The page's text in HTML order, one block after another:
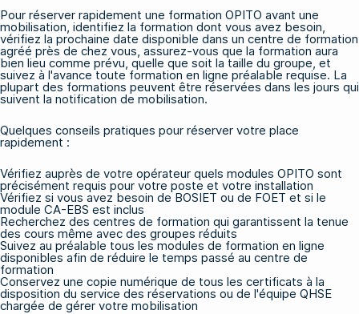
Pour réserver rapidement une formation OPITO avant une
mobilisation, identifiez la formation dont vous avez besoin,
vérifiez la prochaine date disponible dans un centre de formation
agréé près de chez vous, assurez-vous que la formation aura
bien lieu comme prévu, quelle que soit la taille du groupe, et
suivez à l'avance toute formation en ligne préalable requise. La
plupart des formations peuvent être réservées dans les jours qui
suivent la notification de mobilisation.
Quelques conseils pratiques pour réserver votre place
rapidement :
Vérifiez auprès de votre opérateur quels modules OPITO sont
précisément requis pour votre poste et votre installation
Vérifiez si vous avez besoin de BOSIET ou de FOET et si le
module CA-EBS est inclus
Recherchez des centres de formation qui garantissent la tenue
des cours même avec des groupes réduits
Suivez au préalable tous les modules de formation en ligne
disponibles afin de réduire le temps passé au centre de
formation
Conservez une copie numérique de tous les certificats à la
disposition du service des réservations ou de l'équipe QHSE
chargée de gérer votre mobilisation